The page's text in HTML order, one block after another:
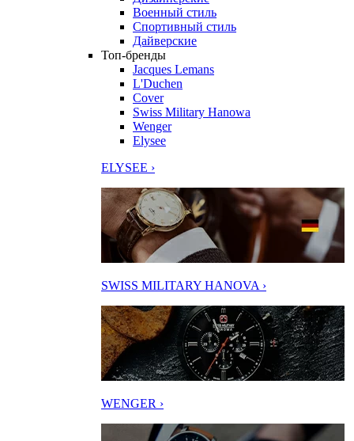
Военный стиль
Спортивный стиль
Дайверские
Топ-бренды
Jacques Lemans
L'Duchen
Cover
Swiss Military Hanowa
Wenger
Elysee
ELYSEE ›
SWISS MILITARY HANOVA ›
WENGER ›